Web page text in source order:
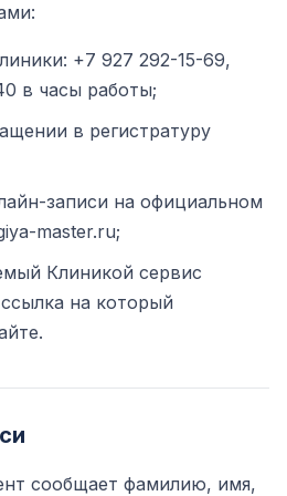
+7 927 292-15-69,
в часы работы;
в регистратуру
записи на официальном
master.ru;
Клиникой сервис
на который
сообщает фамилию, имя,